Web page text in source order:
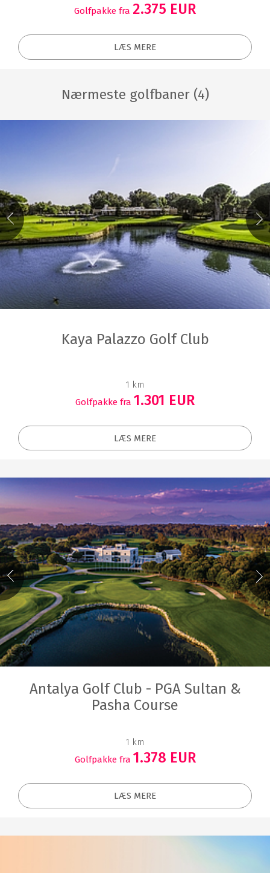
Golfpakke fra 2.375 EUR
LÆS MERE
Nærmeste golfbaner (4)
Kaya Palazzo Golf Club
1 km
Golfpakke fra 1.301 EUR
LÆS MERE
Antalya Golf Club - PGA Sultan &
Pasha Course
1 km
Golfpakke fra 1.378 EUR
LÆS MERE